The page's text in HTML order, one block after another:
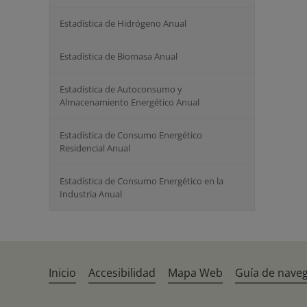
Estadística de Hidrógeno Anual
Estadística de Biomasa Anual
Estadística de Autoconsumo y
Almacenamiento Energético Anual
Estadística de Consumo Energético
Residencial Anual
Estadística de Consumo Energético en la
Industria Anual
Inicio Accesibilidad Mapa Web Guía de